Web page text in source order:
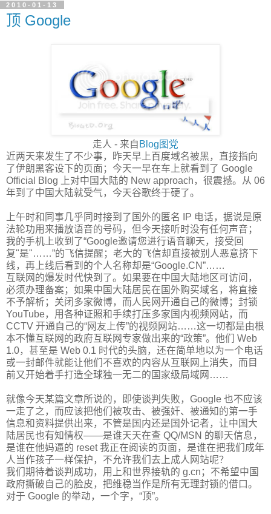
2010-01-13
顶 Google
走人 - 来自 Blog图党
近两天来发生了不少事，昨天早上百度域名被黑，直接指向
了伊朗黑客设下的页面；今天一早在车上就看到了 Google
Official Blog 上对中国大陆的 New approach，很震撼。从 06
年到了中国大陆就受气，今天谷歌终于硬了。
上午时和同事几乎同时接到了国外的匿名 IP 电话，据说是原
法轮功用来播放语音的号码，但今天接听时没有任何声音；
我的手机上收到了“Google邀请您进行语音聊天，接受回
复"是"……”的飞信提醒；老大的飞信却直接被别人恶意挤下
线，再上线后看到的个人名称却是“Google.CN”……
互联网的爆发时代快到了。如果要在中国大陆地区可访问，
必须办理备案；如果中国大陆居民在国外购买域名，将直接
不予解析；关闭多家微博，而人民网开通自己的微博；封锁
YouTube，用各种证照和手续打压多家国内视频网站，而
CCTV 开通自己的“网友上传”的视频网站……这一切都是由根
本不懂互联网的政府互联网专家做出来的“政策”。他们 Web
1.0，甚至是 Web 0.1 时代的头脑，还在简单地以为一个电话
或一封邮件就能让他们不喜欢的内容从互联网上消失，而目
前又开始着手打造全球独一无二的国家级局域网……
就像今天某篇文章所说的，即使谈判失败，Google 也不应该
一走了之，而应该把他们被攻击、被强奸、被通知的第一手
信息和资料提供出来，不管是国内还是国外记者，让中国大
陆居民也有知情权——是谁天天在查 QQ/MSN 的聊天信息，
是谁在他妈逼的 reset 我正在阅读的页面，是谁在把我们成年
人当作孩子一样保护，不允许我们去上成人网站呢？
我们期待着谈判成功，用上和世界接轨的 g.cn；不希望中国
政府撕破自己的脸皮，把维稳当作是所有无理封锁的借口。
对于 Google 的举动，一个字，“顶”。